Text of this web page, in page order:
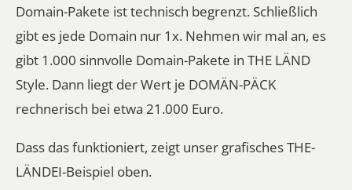
Domain-Pakete ist technisch begrenzt. Schließlich
gibt es jede Domain nur 1x. Nehmen wir mal an, es
gibt 1.000 sinnvolle Domain-Pakete in THE LÄND
Style. Dann liegt der Wert je DOMÄN-PÄCK
rechnerisch bei etwa 21.000 Euro.
Dass das funktioniert, zeigt unser grafisches THE-
LÄNDEI-Beispiel oben.